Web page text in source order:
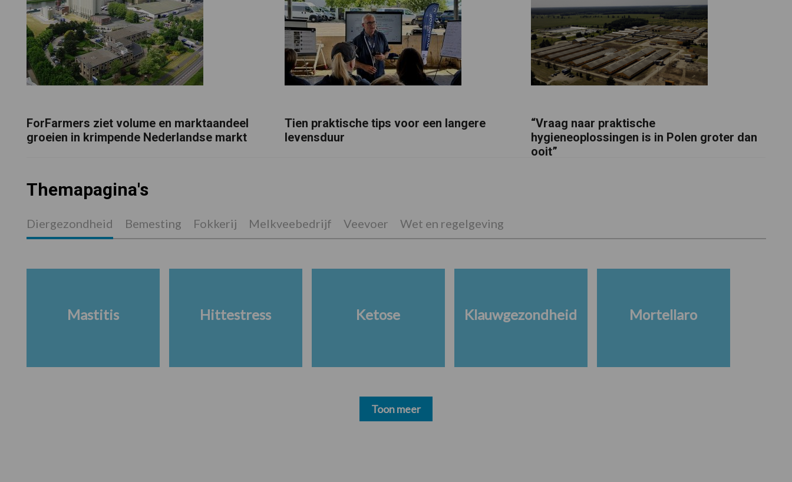
ForFarmers ziet volume en marktaandeel
groeien in krimpende Nederlandse markt
Tien praktische tips voor een langere
levensduur
“Vraag naar praktische
hygieneoplossingen is in Polen groter dan
ooit”
Themapagina's
Diergezondheid Bemesting Fokkerij Melkveebedrijf Veevoer Wet en regelgeving
Mastitis Hittestress Ketose Klauwgezondheid Mortellaro
Toon meer